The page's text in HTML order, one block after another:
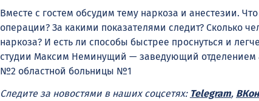
Вместе с гостем обсудим тему наркоза и анестезии.
операции? За какими показателями следит? Сколько
наркоза? И есть ли способы быстрее проснуться и
студии Максим Неминущий — заведующий отделением
№2 областной больницы №1
Следите за новостями в наших соцсетях: Telegram,